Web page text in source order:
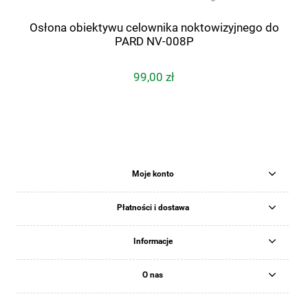
Osłona obiektywu celownika noktowizyjnego do
PARD NV-008P
99,00 zł
Moje konto
Płatności i dostawa
Informacje
O nas